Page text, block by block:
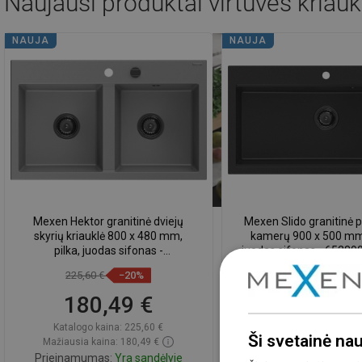
NAUJA
Mexen Hektor granitinė dviejų
skyrių kriauklė 800 x 480 mm,
pilka, juodas sifonas -
6521802000-71-B
225,60 € −20%
180,49 €
Katalogo kaina: 225,60 €
Mažiausia kaina: 180,49 €
Prieinamumas: Yra sandėlyje
NAUJA
Mexen Slido granitinė
kamerų 900 x 500
juodas sifonas -
144,80 €
115,89 €
Mažiausia kaina:
Prieinamumas:
Ši svetainė